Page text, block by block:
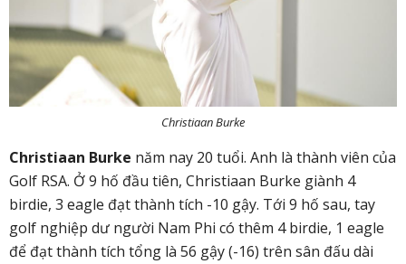
Christiaan Burke
Christiaan Burke năm nay 20 tuổi. Anh là thành viên của
Golf RSA. Ở 9 hố đầu tiên, Christiaan Burke giành 4
birdie, 3 eagle đạt thành tích -10 gậy. Tới 9 hố sau, tay
golf nghiệp dư người Nam Phi có thêm 4 birdie, 1 eagle
để đạt thành tích tổng là 56 gậy (-16) trên sân đấu dài